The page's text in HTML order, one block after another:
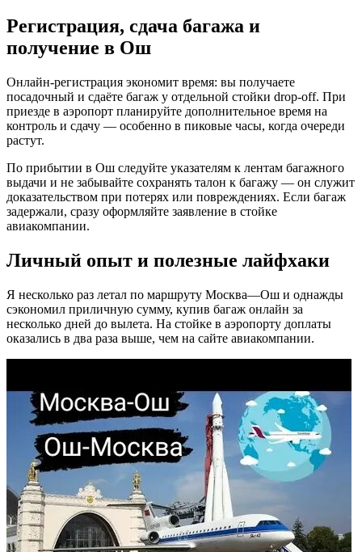
Регистрация, сдача багажа и
получение в Ош
Онлайн-регистрация экономит время: вы получаете
посадочный и сдаёте багаж у отдельной стойки drop-off. При
приезде в аэропорт планируйте дополнительное время на
контроль и сдачу — особенно в пиковые часы, когда очереди
растут.
По прибытии в Ош следуйте указателям к лентам багажного
выдачи и не забывайте сохранять талон к багажу — он служит
доказательством при потерях или повреждениях. Если багаж
задержали, сразу оформляйте заявление в стойке
авиакомпании.
Личный опыт и полезные лайфхаки
Я несколько раз летал по маршруту Москва—Ош и однажды
сэкономил приличную сумму, купив багаж онлайн за
несколько дней до вылета. На стойке в аэропорту доплаты
оказались в два раза выше, чем на сайте авиакомпании.